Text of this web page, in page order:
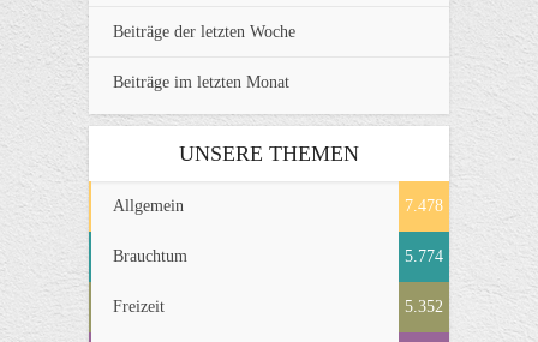
Beiträge der letzten Woche
Beiträge im letzten Monat
UNSERE THEMEN
Allgemein 7.478
Brauchtum 5.774
Freizeit 5.352